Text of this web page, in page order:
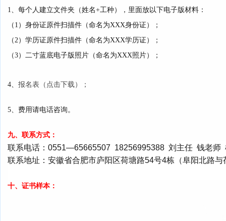
1、每个人建立文件夹（姓名+工种），里面放以下电子版材料：
（1）身份证原件扫描件（命名为XXX身份证）；
（2）学历证原件扫描件（命名为XXX学历证）；
（3）二寸蓝底电子版照片（命名为XXX照片）；
4、 报名表（点击下载）；
5、费用请电话咨询。
九、联系方式：
联系电话：0551—65665507 18256995388 刘主任 钱老
联系地址：安徽省合肥市庐阳区荷塘路54号4栋（阜阳北路
十、证书样本：